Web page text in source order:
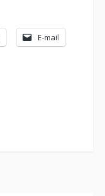
E-mail